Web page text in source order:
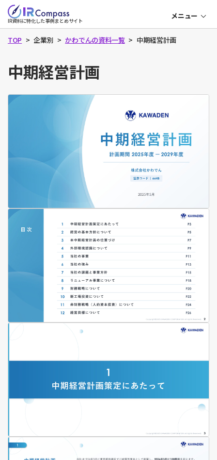
へ
IR
コ
ン
ス
IR資料に特化した事例まとめサイト
メニュー
TOP 企業別 かわでんの資料一覧 中期経営計画
中期経営計画決算説明資料
中期経営計画
成長可能性資料
資本コスト・株価
表紙
役員一覧
沿革
ビジネスモデル
トラックレコード
At a glance
ミッション・ビジョン
事業・サービス一覧
成長戦略
AI戦略
ポートフォリオ戦略